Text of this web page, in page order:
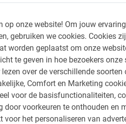
op onze website! Om jouw
gebruiken we cookies. Cookies
worden geplaatst om onze
te geven in hoe bezoekers onze
lezen over de verschillende
Comfort en Marketing
voor de basisfunctionaliteiten,
door voorkeuren te onthouden en
voor het personaliseren van